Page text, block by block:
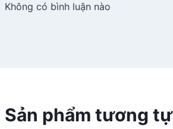
Không có bình luận nào
Sản phẩm tương tự